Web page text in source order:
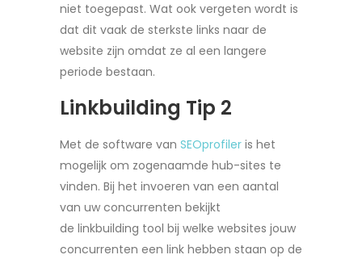
niet toegepast. Wat ook vergeten wordt is
dat dit vaak de sterkste links naar de
website zijn omdat ze al een langere
periode bestaan.
Linkbuilding Tip 2
Met de software van SEOprofiler is het
mogelijk om zogenaamde hub-sites te
vinden. Bij het invoeren van een aantal
van uw concurrenten bekijkt
de linkbuilding tool bij welke websites jouw
concurrenten een link hebben staan op de